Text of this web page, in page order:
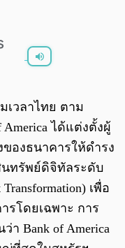
เวลาไทย ตาม
America ได้แต่งตั้งผู้
องธนาคารให้ดำรง
นทรัพย์ดิจิทัลระดับ
เพื่อ
รโดยเฉพาะ การ
Bank of America